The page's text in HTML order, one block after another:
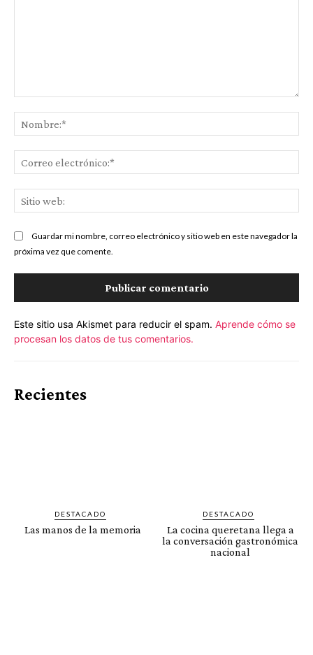
Guardar mi nombre, correo electrónico y sitio web en este navegador la
próxima vez que comente.
Este sitio usa Akismet para reducir el spam. Aprende cómo se
procesan los datos de tus comentarios.
Recientes
DESTACADO
Las manos de la memoria
DESTACADO
La cocina queretana llega a
la conversación gastronómica
nacional